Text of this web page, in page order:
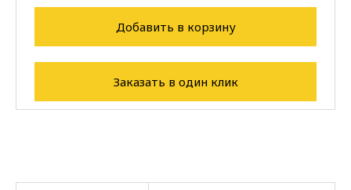
Добавить в корзину
Заказать в один клик